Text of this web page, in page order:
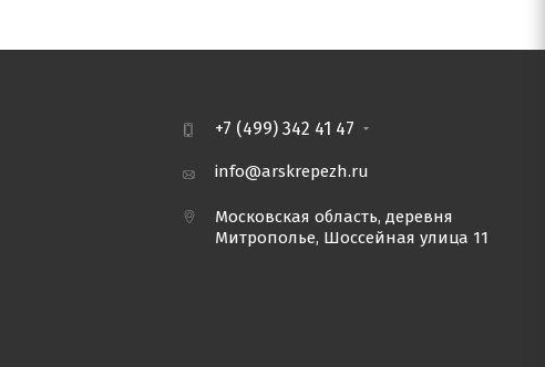
+7 (499) 342 41 47
info@arskrepezh.ru
Московская область, деревня
Митрополье, Шоссейная улица 11